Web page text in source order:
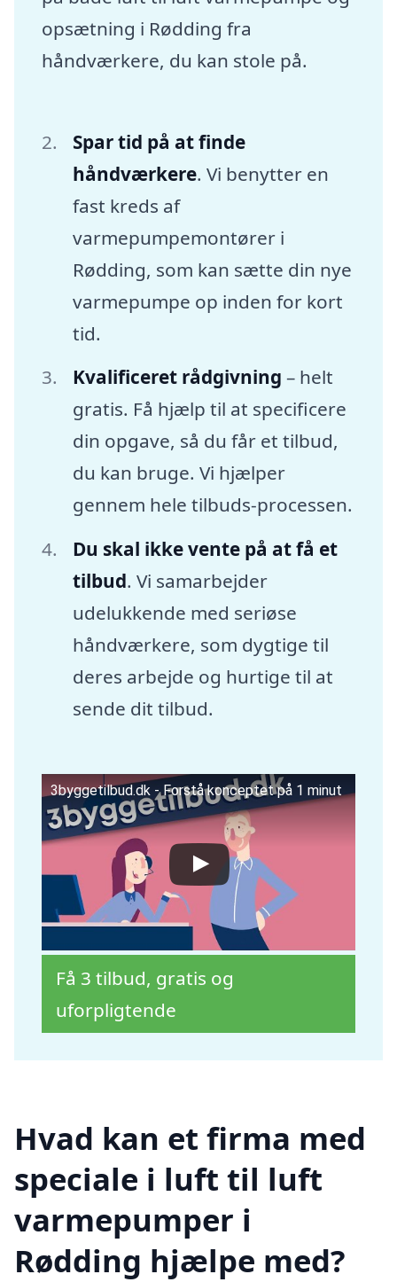
opsætning i Rødding fra
håndværkere, du kan stole på.
Spar tid på at finde
håndværkere. Vi benytter en
fast kreds af
varmepumpemontører i
Rødding, som kan sætte din nye
varmepumpe op inden for kort
tid.
Kvalificeret rådgivning – helt
gratis. Få hjælp til at specificere
din opgave, så du får et tilbud,
du kan bruge. Vi hjælper
gennem hele tilbuds-processen.
Du skal ikke vente på at få et
tilbud. Vi samarbejder
udelukkende med seriøse
håndværkere, som dygtige til
deres arbejde og hurtige til at
sende dit tilbud.
3byggetilbud.dk - Forstå konceptet på 1 minut
Få 3 tilbud, gratis og
uforpligtende
Hvad kan et firma med
speciale i luft til luft
varmepumper i
Rødding hjælpe med?